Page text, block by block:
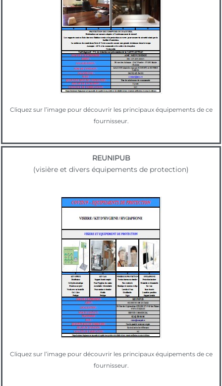
Cliquez sur l’image pour découvrir les principaux équipements de ce
fournisseur.
REUNIPUB
(visière et divers équipements de protection)
Cliquez sur l’image pour découvrir les principaux équipements de ce
fournisseur.